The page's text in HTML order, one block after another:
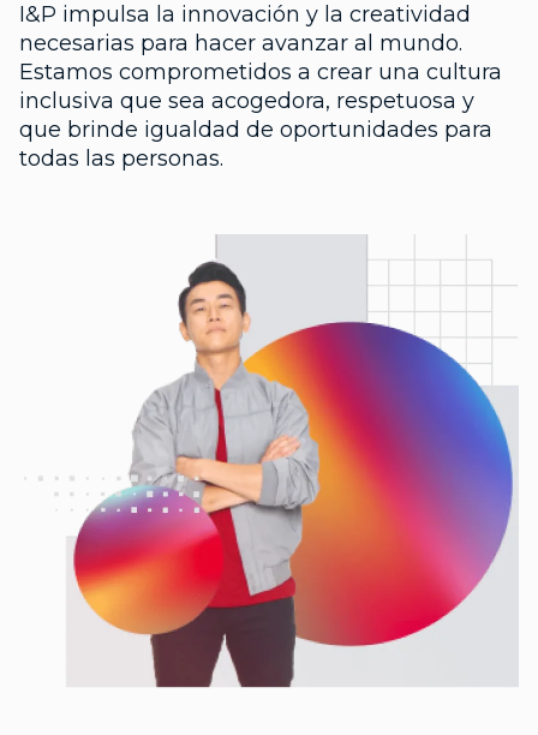
I&P impulsa la innovación y la creatividad
necesarias para hacer avanzar al mundo.
Estamos comprometidos a crear una cultura
inclusiva que sea acogedora, respetuosa y
que brinde igualdad de oportunidades para
todas las personas.